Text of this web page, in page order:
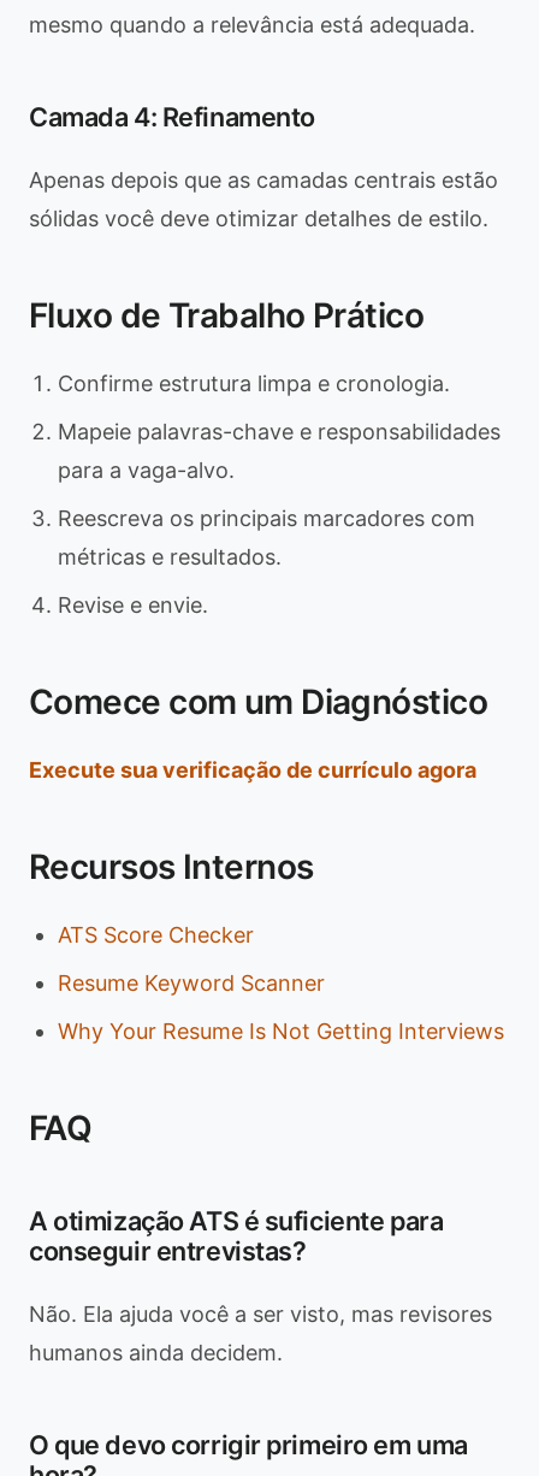
mesmo quando a relevância está adequada.
Camada 4: Refinamento
Apenas depois que as camadas centrais estão
sólidas você deve otimizar detalhes de estilo.
Fluxo de Trabalho Prático
Confirme estrutura limpa e cronologia.
Mapeie palavras-chave e responsabilidades
para a vaga-alvo.
Reescreva os principais marcadores com
métricas e resultados.
Revise e envie.
Comece com um Diagnóstico
Execute sua verificação de currículo agora
Recursos Internos
ATS Score Checker
Resume Keyword Scanner
Why Your Resume Is Not Getting Interviews
FAQ
A otimização ATS é suficiente para
conseguir entrevistas?
Não. Ela ajuda você a ser visto, mas revisores
humanos ainda decidem.
O que devo corrigir primeiro em uma